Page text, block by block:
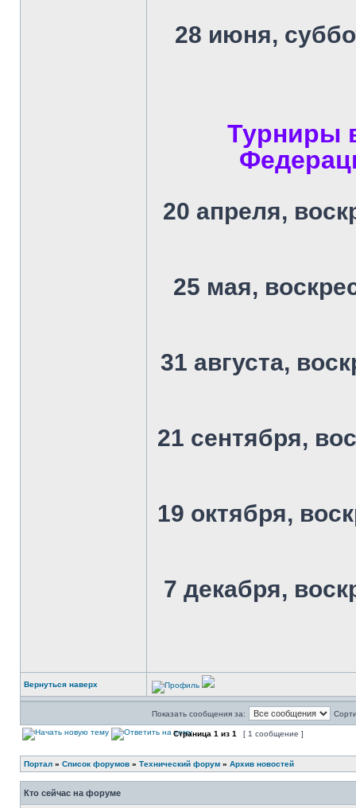
28 июня,
Турниры
20 апреля,
25 мая,
31 августа,
21 сентября,
19 октября,
7 декабря,
Вернуться наверх
Показать сообщения за:
Страница 1 из 1 [ 1 сообщение ]
Портал » Список форумов » Технический форум » Архив новостей
Кто сейчас на форуме